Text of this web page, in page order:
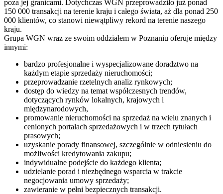
poza jej granicami. Dotychczas WGN przeprowadziło już ponad
150 000 transakcji na terenie kraju i całego świata, aż dla ponad 250
000 klientów, co stanowi niewątpliwy rekord na terenie naszego
kraju.
Grupa WGN wraz ze swoim oddziałem w Poznaniu oferuje między
innymi:
bardzo profesjonalne i wyspecjalizowane doradztwo na
każdym etapie sprzedaży nieruchomości;
przeprowadzanie rzetelnych analiz rynkowych;
dostęp do wiedzy na temat współczesnych trendów,
dotyczących rynków lokalnych, krajowych i
międzynarodowych,
promowanie nieruchomości na sprzedaż na wielu znanych i
cenionych portalach sprzedażowych i w trzech tytułach
prasowych;
uzyskanie porady finansowej, szczególnie w odniesieniu do
możliwości kredytowania zakupu;
indywidualne podejście do każdego klienta;
udzielanie porad i niezbędnego wsparcia w trakcie
negocjowania umowy sprzedaży;
zawieranie w pełni bezpiecznych transakcji.